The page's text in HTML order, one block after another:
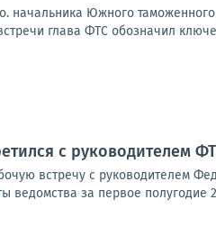
начальника Южного
глава ФТС обозначил
с руководителем
встречу с руководителем
ведомства за первое